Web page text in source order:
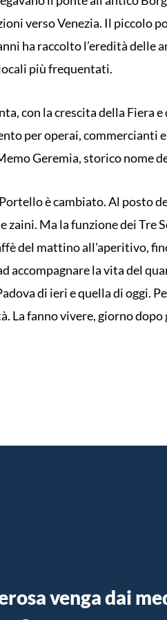
verso Venezia. Il piccolo
ha raccolto l’eredità delle
più frequentati.
con la crescita della Fiera
per operai, commercianti
Geremia, storico nome
è cambiato. Al posto
zaini. Ma la funzione dei Tre
del mattino all'aperitivo,
accompagnare la vita del
di ieri e quella di oggi.
La fanno vivere, giorno dopo
venga dai